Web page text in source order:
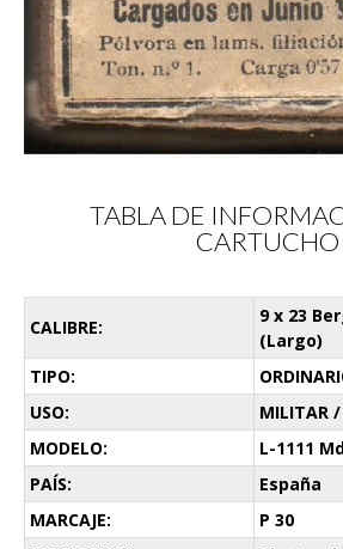
TABLA DE
CARTUCHO
CALIBRE:
9 x 23
(Largo)
TIPO:
USO:
MILITAR /
MODELO:
L-1111
PAÍS:
España
MARCAJE:
P 30